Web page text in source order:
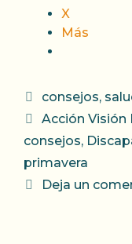
X
Más
Categorías
consejos,
Etiquetas
Acción Visión
consejos,
primavera
Deja un